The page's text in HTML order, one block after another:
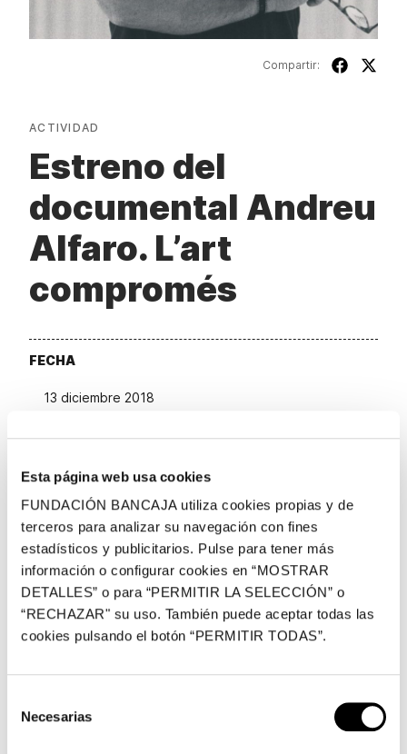
Esta página web usa cookies
FUNDACIÓN BANCAJA utiliza cookies propias y de
terceros para analizar su navegación con fines
estadísticos y publicitarios. Pulse para tener más
información o configurar cookies en “MOSTRAR
DETALLES” o para “PERMITIR LA SELECCIÓN” o
“RECHAZAR" su uso. También puede aceptar todas las
cookies pulsando el botón “PERMITIR TODAS”.
Necesarias
Compartir:
ACTIVIDAD
Estreno del
documental Andreu
Alfaro. L’art
compromés
FECHA
13 diciembre 2018
Plaza de Tetuán, 23, Valencia
Fundación Bancaja acoge el próximo jueves, 13 de
diciembre, a las 19:30 horas, el estreno del documental
Andreu Alfaro. L’art compromés, coincidiendo con el
Tamarit y producido por Marben Media, Mediterráneo
Media Entertainment y À Punt Mèdia, repasa la vida y